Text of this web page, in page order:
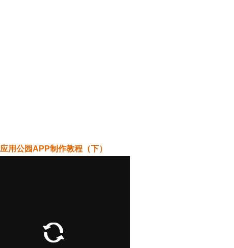
应用公园APP制作教程（下）